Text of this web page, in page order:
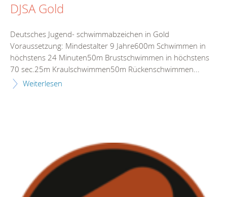
DJSA Gold
Deutsches Jugend- schwimmabzeichen in Gold
Voraussetzung: Mindestalter 9 Jahre600m Schwimmen in
höchstens 24 Minuten50m Brustschwimmen in höchstens
70 sec.25m Kraulschwimmen50m Rückenschwimmen...
Weiterlesen